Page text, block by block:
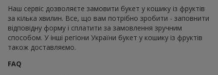
Наш сервіс дозволяєте замовити букет у кошику із фруктів
за кілька хвилин. Все, що вам потрібно зробити - заповнити
відповідну форму і сплатити за замовлення зручним
способом. У інші регіони України букет у кошику із фруктів
також доставляємо.
FAQ